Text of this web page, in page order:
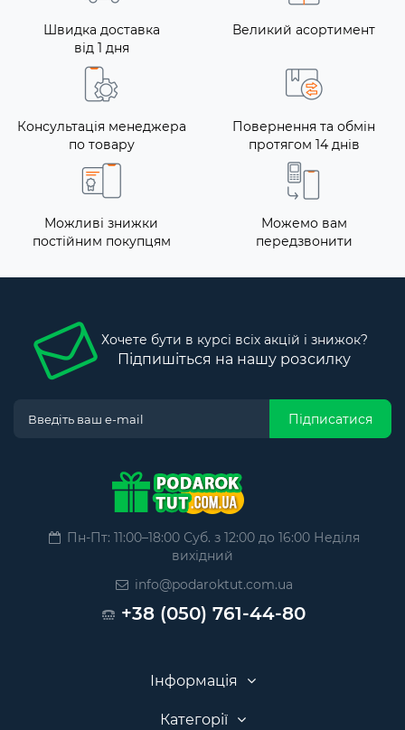
Швидка доставка
від 1 дня
Великий асортимент
Консультація менеджера
по товару
Повернення та обмін
протягом 14 днів
Можливі знижки
постійним покупцям
Можемо вам
передзвонити
Хочете бути в курсі всіх акцій і знижок?
Підпишіться на нашу розсилку
Підписатися
Пн-Пт: 11:00–18:00 Суб. з 12:00 до 16:00 Неділя
вихідний
info@podaroktut.com.ua
+38 (050) 761-44-80
Інформація
Категорії